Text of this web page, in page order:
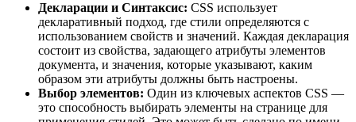
Декларации и Синтаксис: CSS использует
декларативный подход, где стили определяются с
использованием свойств и значений. Каждая декларация
состоит из свойства, задающего атрибуты элементов
документа, и значения, которые указывают, каким
образом эти атрибуты должны быть настроены.
Выбор элементов: Один из ключевых аспектов CSS —
это способность выбирать элементы на странице для